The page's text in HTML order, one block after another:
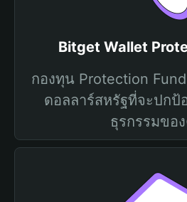
Bitget Wallet
กองทุน Protection
ดอลลาร์สหรัฐที่จะปกป้
ธุรกรรมขอ